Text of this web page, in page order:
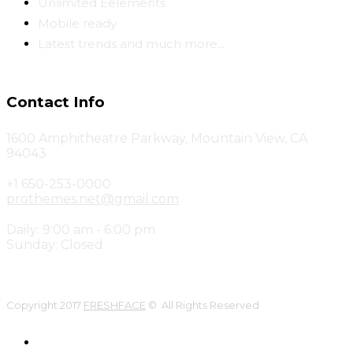
Unlimited Eelements
Mobile ready
Latest trends and much more...
Contact Info
1600 Amphitheatre Parkway, Mountain View, CA
94043
+1 650-253-0000
prothemes.net@gmail.com
Daily: 9:00 am - 6:00 pm
Sunday: Closed
Copyright 2017 FRESHFACE © All Rights Reserved